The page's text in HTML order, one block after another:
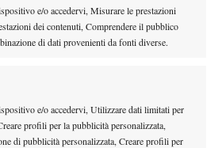
e/o accedervi, Misurare le prestazioni
dei contenuti, Comprendere il pubblico
di dati provenienti da fonti diverse.
e/o accedervi, Utilizzare dati limitati per
profili per la pubblicità personalizzata,
di pubblicità personalizzata, Creare profili per
Wta
1000 Toronto 2026, Alexandrova
Wta
ko a Toronto: Shnaider vola ai quarti